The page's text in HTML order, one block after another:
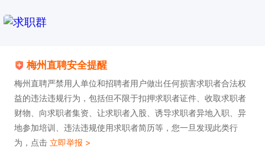
梅州直聘安全提醒
梅州直聘严禁用人单位和招聘者用户做出任何损害求职者合法权
益的违法违规行为，包括但不限于扣押求职者证件、收取求职者
财物、向求职者集资、让求职者入股、诱导求职者异地入职、异
地参加培训、违法违规使用求职者简历等，您一旦发现此类行
为，点击 立即举报 >